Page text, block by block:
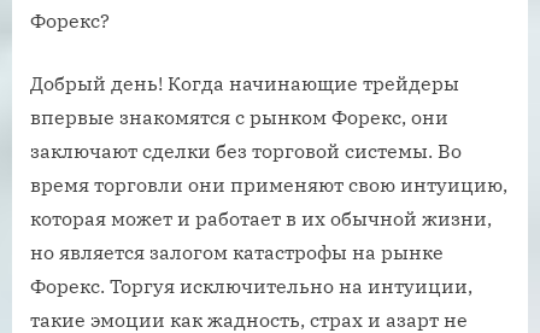
Форекс?
Добрый день! Когда начинающие трейдеры
впервые знакомятся с рынком Форекс, они
заключают сделки без торговой системы. Во
время торговли они применяют свою интуицию,
которая может и работает в их обычной жизни,
но является залогом катастрофы на рынке
Форекс. Торгуя исключительно на интуиции,
такие эмоции как жадность, страх и азарт не